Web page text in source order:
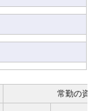
常勤の資